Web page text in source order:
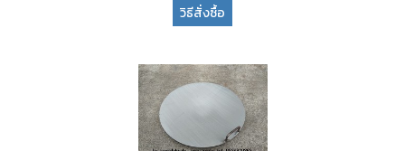
วิธีสั่งซื้อ